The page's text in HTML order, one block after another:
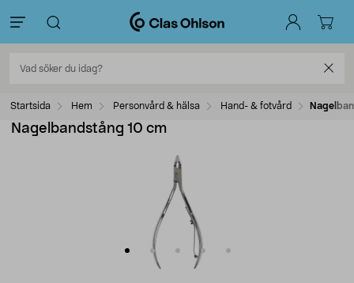
Startsida Hem Personvård & hälsa Hand- & fotvård
Nagelbandstång 10 cm